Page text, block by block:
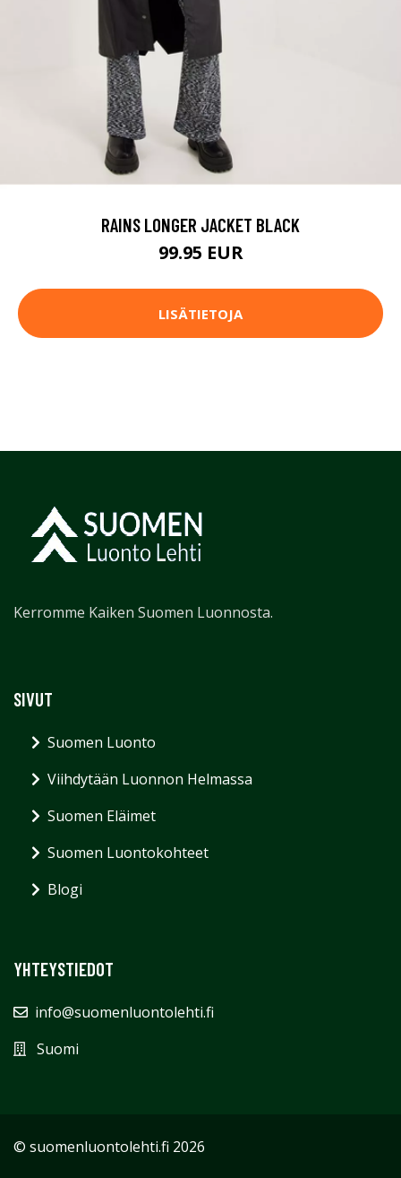
RAINS LONGER JACKET BLACK
99.95 EUR
LISÄTIETOJA
Kerromme Kaiken Suomen Luonnosta.
SIVUT
Suomen Luonto
Viihdytään Luonnon Helmassa
Suomen Eläimet
Suomen Luontokohteet
Blogi
YHTEYSTIEDOT
info@suomenluontolehti.fi
Suomi
© suomenluontolehti.fi 2026